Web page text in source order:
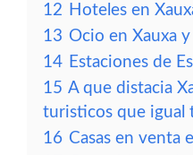
12 Hoteles en
13 Ocio en Xauxa
14 Estaciones de
15 A que distacia
turisticos que igual
16 Casas en venta